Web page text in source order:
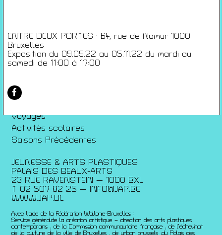
ENTRE DEUX PORTES : 64, rue de Namur 1000
Bruxelles
Exposition du 09.09.22 au 05.11.22 du mardi au
samedi de 11:00 à 17:00
Conférences
Films
Rencontres
Expositions
Voyages
Activités scolaires
Saisons Précédentes
JEUNESSE & ARTS PLASTIQUES
PALAIS DES BEAUX-ARTS
23 RUE RAVENSTEIN — 1000 BXL
T 02 507 82 25 —
INFO@JAP.BE
WWW.JAP.BE
Avec l’aide de la Fédération Wallonie-Bruxelles :
Service généralde la création artistique – direction des arts plastiques
contemporains ; de la Commission communautaire française ; de l’échevinat
de la culture de la ville de Bruxelles ; de urban brussels ;du Palais des